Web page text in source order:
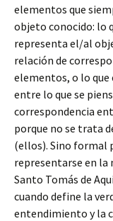
elementos que
objeto conocido: lo
representa el/al
relación de
elementos, o lo que
entre lo que se
correspondencia
porque no se trata
(ellos). Sino formal
representarse en la
Santo Tomás de
cuando define la
entendimiento y la